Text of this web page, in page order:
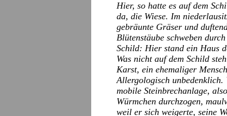
Hier, so hatte es auf dem
da, die Wiese. Im
gebräunte Gräser und
Blütenstäube schweben
Schild: Hier stand ein Haus
Was nicht auf dem Schild
Karst, ein ehemaliger
Allergologisch
mobile Steinbrechanlage,
Würmchen durchzogen,
weil er sich weigerte, seine